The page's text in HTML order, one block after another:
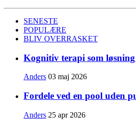
SENESTE
POPULÆRE
BLIV OVERRASKET
Kognitiv terapi som løsning
Anders 03 maj 2026
Fordele ved en pool uden
Anders 25 apr 2026